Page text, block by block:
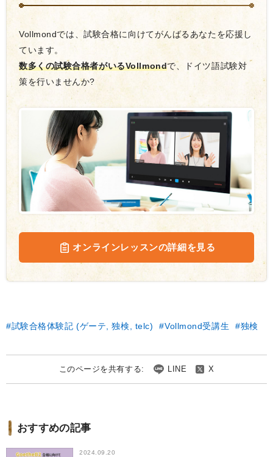
Vollmondでは、試験合格に向けてがんばるあなたを応援し
ています。
数多くの試験合格者がいるVollmondで、ドイツ語試験対
策を行いませんか?
オンラインレッスンの詳細を見る
試験合格体験記 (ゲーテ, 独検, telc) Vollmond受講生 独検
このページを共有する: LINE X
おすすめの記事
2024.09.20